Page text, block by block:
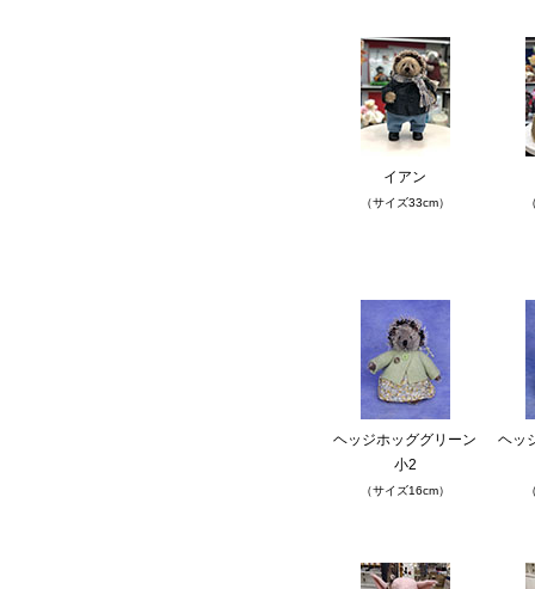
イアン
（サイズ33cm）
ヘッジホッググリーン
小2
（サイズ16cm）
ヘッ